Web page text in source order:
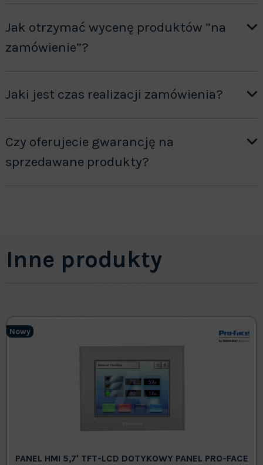
Jak otrzymać wycenę produktów ”na
zamówienie”?
Jaki jest czas realizacji zamówienia?
Czy oferujecie gwarancję na
sprzedawane produkty?
Inne produkty
Nowy
PANEL HMI 5,7' TFT-LCD DOTYKOWY PANEL PRO-FACE